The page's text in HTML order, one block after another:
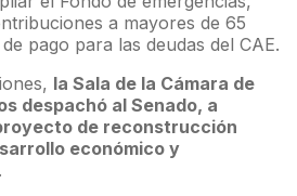
a mayores de 65
pago para las deudas del CAE.
la Sala de la Cámara de
despachó al Senado, a
de reconstrucción
económico y